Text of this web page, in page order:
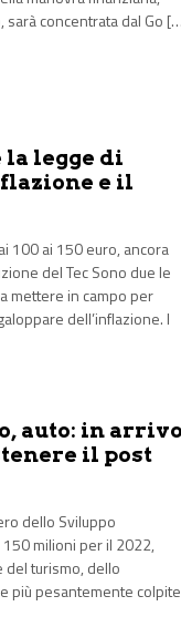
sarà concentrata dal Go
la legge di
e il
100 ai 150 euro, ancora
del Tec Sono due le
mettere in campo per
dell’inflazione. I
auto: in
il post
dello Sviluppo
milioni per il 2022,
turismo, dello
più pesantemente colpite